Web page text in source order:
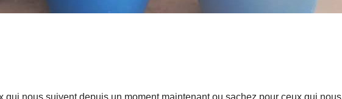
qui nous suivent depuis un moment maintenant ou sachez pour ceux qui nous